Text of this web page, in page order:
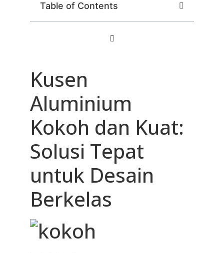
Table of Contents
Kusen
Aluminium
Kokoh dan Kuat:
Solusi Tepat
untuk Desain
Berkelas